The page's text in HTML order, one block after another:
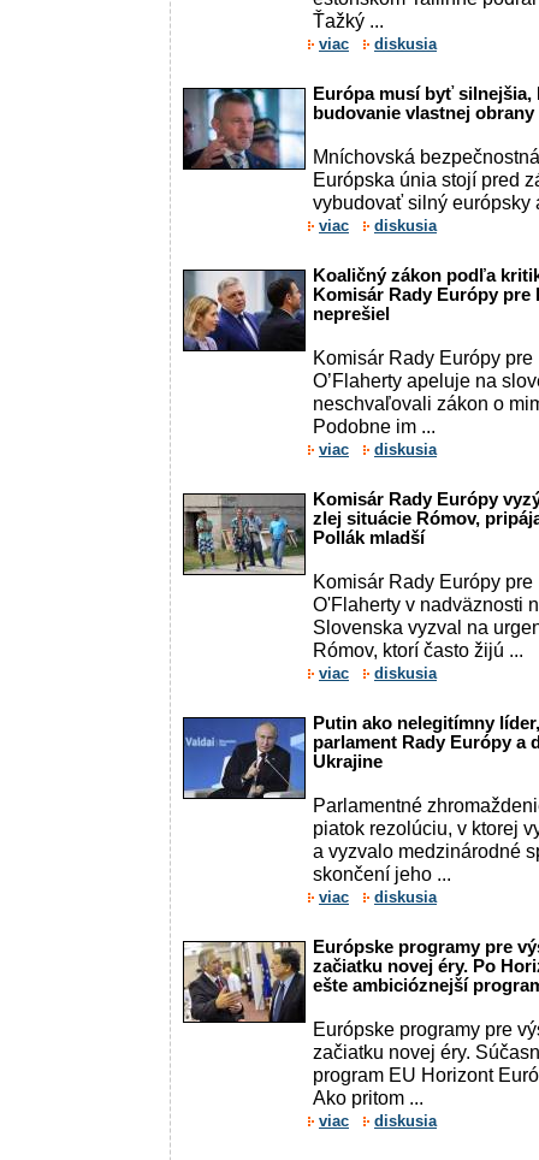
Ťažký ...
viac diskusia
Európa musí byť silnejšia,
budovanie vlastnej
Mníchovská
Európska únia stojí pred
vybudovať silný európsky
viac diskusia
Koaličný zákon podľa
Komisár Rady Európy
neprešiel
Komisár Rady Európy
O’Flaherty apeluje na
neschvaľovali zákon o
Podobne im ...
viac diskusia
Komisár Rady Európy
zlej situácie Rómov,
Pollák mladší
Komisár Rady Európy
O'Flaherty v nadväznosti
Slovenska vyzval na
Rómov, ktorí často žijú ...
viac diskusia
Putin ako nelegitímny
parlament Rady Európy a
Ukrajine
Parlamentné
piatok rezolúciu, v ktorej
a vyzvalo medzinárodné
skončení jeho ...
viac diskusia
Európske programy pre
začiatku novej éry. Po
ešte ambicióznejší
Európske programy pre
začiatku novej éry.
program EU Horizont
Ako pritom ...
viac diskusia